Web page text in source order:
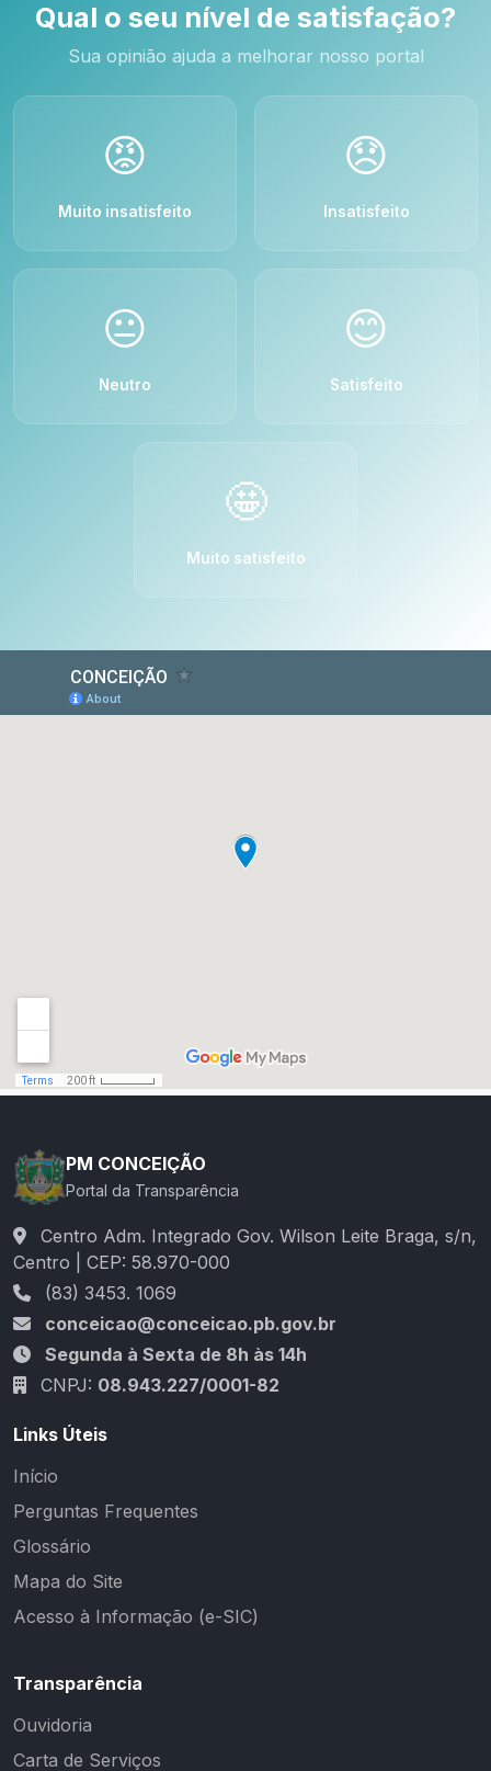
Qual o seu nível de satisfação?
Sua opinião ajuda a melhorar nosso portal
😡
Muito insatisfeito
😞
Insatisfeito
😐
Neutro
😊
Satisfeito
🤩
Muito satisfeito
PM CONCEIÇÃO
Portal da Transparência
Centro Adm. Integrado Gov. Wilson Leite Braga, s/n,
Centro | CEP: 58.970-000
(83) 3453. 1069
conceicao@conceicao.pb.gov.br
Segunda à Sexta de 8h às 14h
CNPJ: 08.943.227/0001-82
Links Úteis
Início
Perguntas Frequentes
Glossário
Mapa do Site
Acesso à Informação (e-SIC)
Transparência
Ouvidoria
Carta de Serviços